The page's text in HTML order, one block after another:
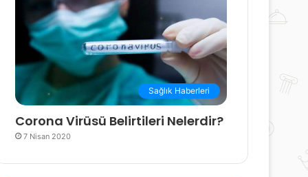
Sağlık Haberleri
Corona Virüsü Belirtileri Nelerdir?
7 Nisan 2020